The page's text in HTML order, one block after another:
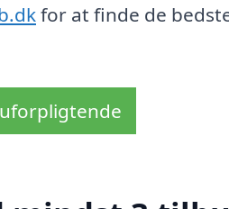
for at finde de